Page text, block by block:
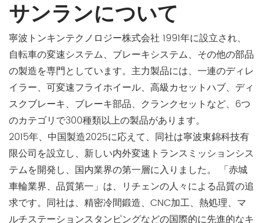
サンランについて
寧波トンキンテクノロジー株式会社 1991年に設立され、
自転車の変速システム、ブレーキシステム、その他の部品
の製造を専門としています。主力製品には、一連のディレ
イラー、可変速フライホイール、高級カセットハブ、ディ
スクブレーキ、ブレーキ部品、クランクセットなど、6つ
のカテゴリで300種類以上の製品があります。
2015年、中国製造2025に応えて、同社は寧波東錦科技有
限公司を設立し、新しい内外変速トランスミッションシス
テムを開発し、国内業界の第一層に入りました。 「赤城
車輪業界、品質第一」は、リチェンの人々による品質の追
求です。同社は、精密冷間鍛造、CNC加工、熱処理、マ
ルチステーションスタンピングなどの国際的に先進的なキ